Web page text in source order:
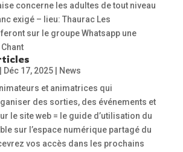
concerne les adultes de tout niveau
exigé – lieu: Thaurac Les
sur le groupe Whatsapp une
Déc 17, 2025|
News
et animatrices qui
des sorties, des événements et
le site web = le guide d’utilisation du
sur l’espace numérique partagé du
vos accès dans les prochains